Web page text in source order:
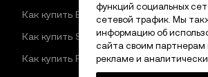
Как купить Ethereum
Как купить Solana
Как купить Pi Network
функций социальных
сетевой трафик. Мы
информацию об
сайта своим
рекламе и